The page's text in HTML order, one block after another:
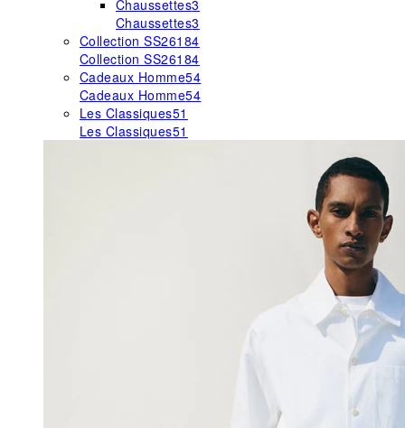
Chaussettes3
Chaussettes3
Collection SS26184
Collection SS26184
Cadeaux Homme54
Cadeaux Homme54
Les Classiques51
Les Classiques51